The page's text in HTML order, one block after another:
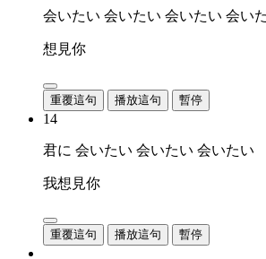
会いたい 会いたい 会いたい 会い
想見你
重覆這句 播放這句 暫停
14
君に 会いたい 会いたい 会いたい
我想見你
重覆這句 播放這句 暫停